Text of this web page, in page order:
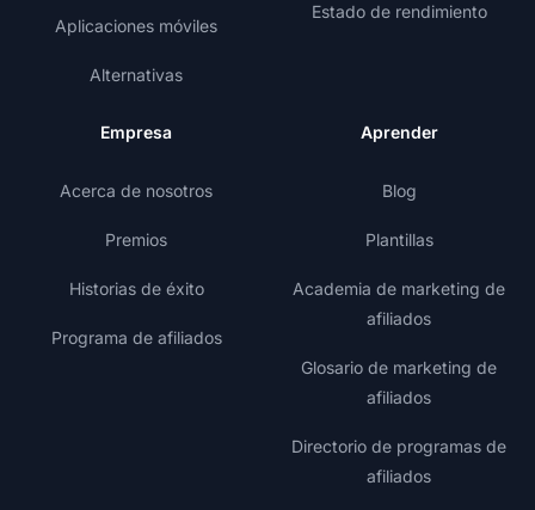
Aplicaciones móviles
Alternativas
Estado de rendimiento
Empresa
Acerca de nosotros
Premios
Historias de éxito
Programa de afiliados
Aprender
Blog
Plantillas
Academia de marketing de
afiliados
Glosario de marketing de
afiliados
Directorio de programas de
afiliados